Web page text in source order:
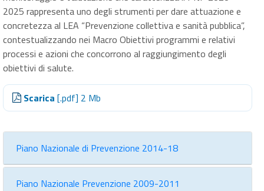
2025 rappresenta uno degli strumenti per dare attuazione e
concretezza al LEA “Prevenzione collettiva e sanità pubblica”,
contestualizzando nei Macro Obiettivi programmi e relativi
processi e azioni che concorrono al raggiungimento degli
obiettivi di salute.
Scarica [.pdf] 2 Mb
Piano Nazionale di Prevenzione 2014-18
Piano Nazionale Prevenzione 2009-2011